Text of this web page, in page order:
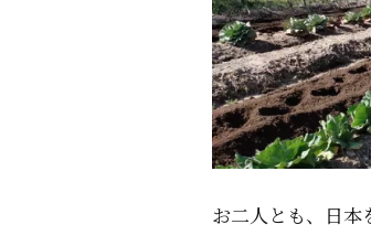
お二人とも、日本